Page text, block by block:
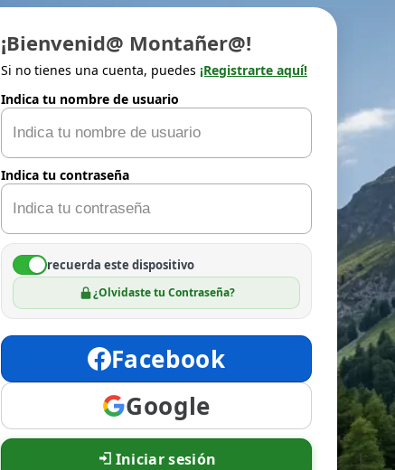
¡Bienvenid@ Montañer@!
Si no tienes una cuenta, puedes ¡Registrarte aquí!
Indica tu nombre de usuario
Indica tu contraseña
recuerda este dispositivo
¿Olvidaste tu Contraseña?
Facebook
Google
Iniciar sesión